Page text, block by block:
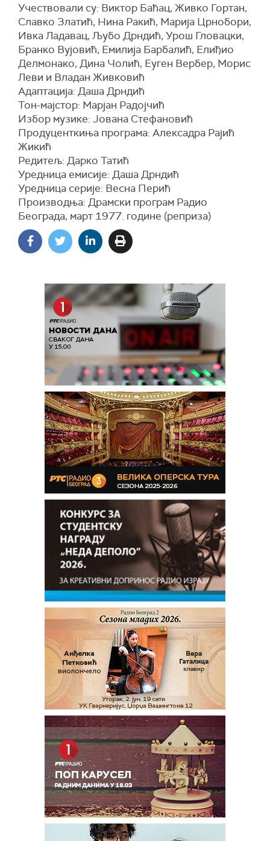
Учествовали су: Виктор Баћац, Живко Гортан,
Славко Златић, Нина Ракић, Марија Црнобори,
Ивка Ладавац, Љубо Дрндић, Урош Гловацки,
Бранко Вујовић, Емилија Барбалић, Елиђио
Делмонако, Дина Чолић, Еуген Вербер, Морис
Леви и Владан Живковић
Адаптација: Даша Дрндић
Тон-мајстор: Марјан Радојчић
Избор музике: Јована Стефановић
Продуценткиња програма: Алексадра Рајић
Жикић
Редитељ: Дарко Татић
Уредница емисије: Даша Дрндић
Уредница серије: Весна Перић
Производња: Драмски програм Радио
Београда, март 1977. године (реприза)